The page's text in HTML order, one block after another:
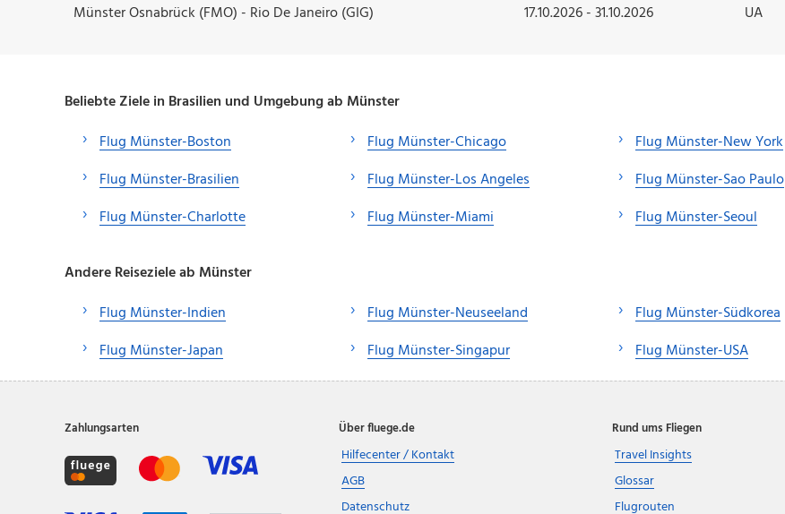
Münster Osnabrück (FMO) - Rio De Janeiro (GIG) 17.10.2026 - 31.10.2026 UA
Beliebte Ziele in Brasilien und Umgebung ab Münster
Flug Münster-Boston
Flug Münster-Brasilien
Flug Münster-Charlotte
Flug Münster-Chicago
Flug Münster-Los Angeles
Flug Münster-Miami
Flug Münster-New York
Flug Münster-Sao Paulo
Flug Münster-Seoul
Andere Reiseziele ab Münster
Flug Münster-Indien
Flug Münster-Japan
Flug Münster-Neuseeland
Flug Münster-Singapur
Flug Münster-Südkorea
Flug Münster-USA